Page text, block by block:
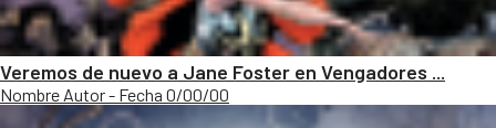
Veremos de nuevo a Jane Foster en Vengadores ...
Nombre Autor - Fecha 0/00/00